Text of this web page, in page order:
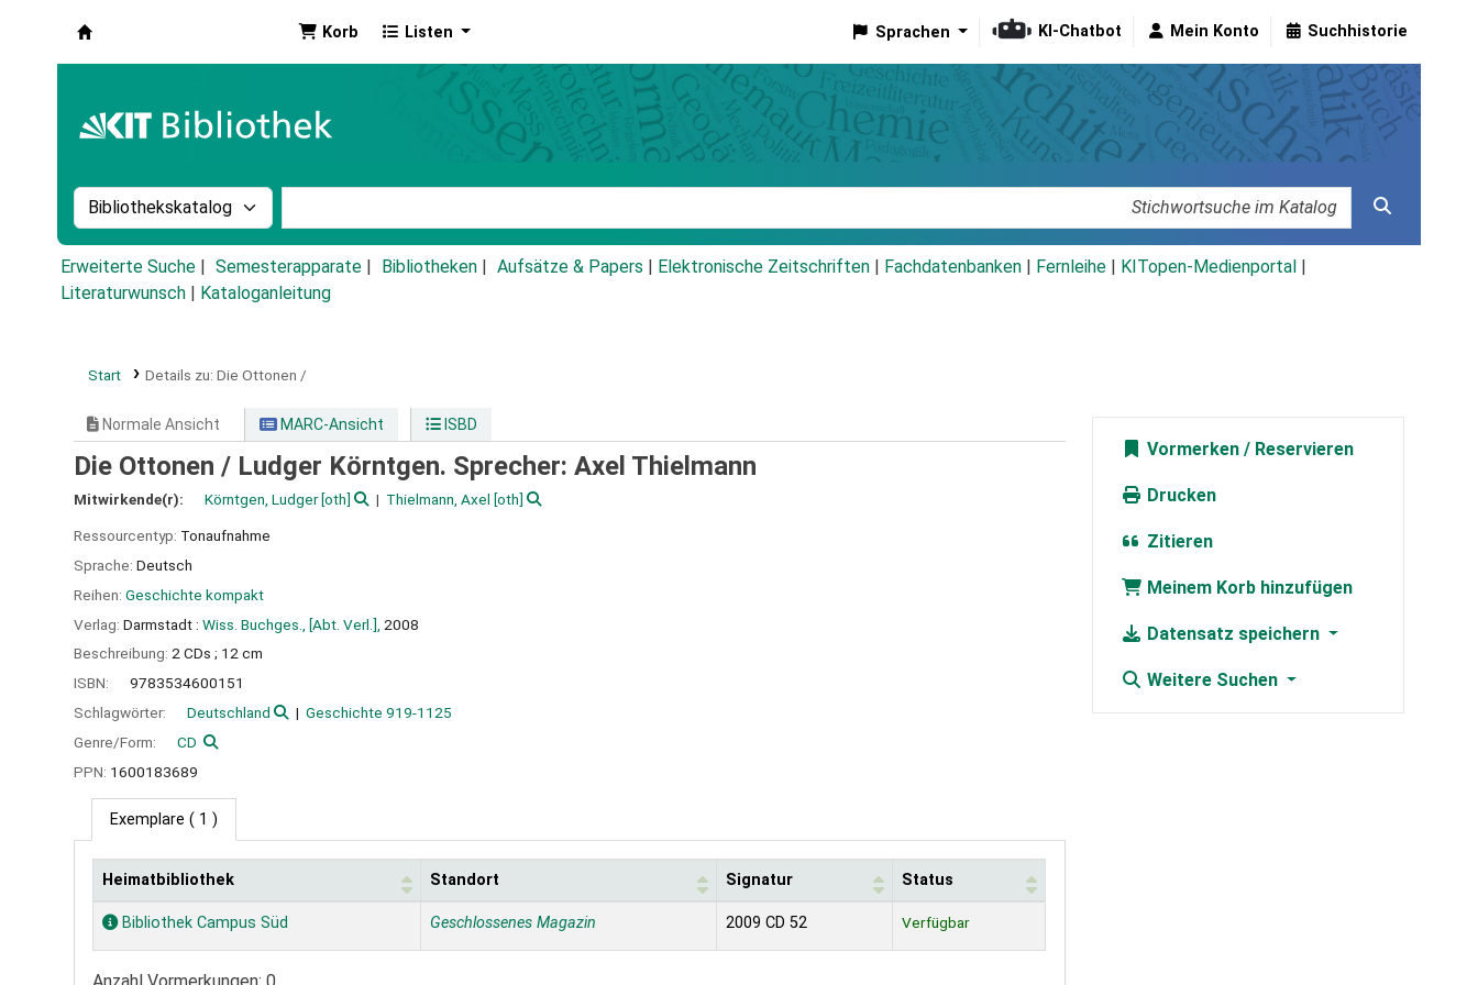
Korb Listen Sprachen KI-Chatbot Mein Konto Suchhistorie
Suche im Katalog nach:
Erweiterte Suche Semesterapparate Bibliotheken Aufsätze & Papers Elektronische Zeitschriften Fachdatenbanken Fernleihe KITopen-Medienportal
Literaturwunsch
Kataloganleitung
Start Details zu: Die Ottonen /
Normale Ansicht MARC-Ansicht ISBD
Die Ottonen / Ludger Körntgen. Sprecher: Axel Thielmann
Mitwirkende(r): Körntgen, Ludger[oth] Thielmann, Axel [oth]
Ressourcentyp: Tonaufnahme
Sprache: Deutsch
Reihen: Geschichte kompakt
Verlag: Darmstadt : Wiss. Buchges., [Abt. Verl.], 2008
Beschreibung: 2 CDs ; 12 cm
ISBN:
9783534600151
Schlagwörter:
Deutschland
Geschichte 919-1125
Genre/Form:
CD
PPN: 1600183689
Exemplare ( 1 )
Exemplare
Heimatbibliothek Standort Signatur Status
Bibliothek Campus Süd Geschlossenes Magazin 2009 CD 52 Verfügbar
Vormerken
Drucken
Zitieren
Meinem Korb hinzufügen
Datensatz speichern
Weitere Suchen